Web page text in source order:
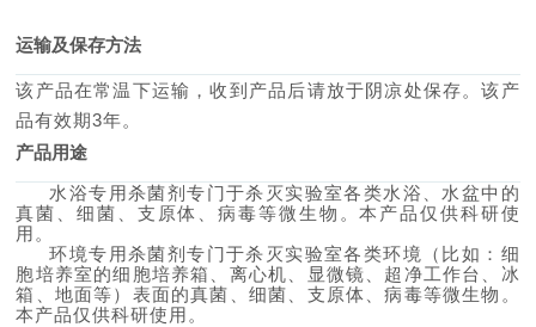
运输及保存方法
该产品在常温下运输，收到产品后请放于阴凉处保存。该产
品有效期3年。
产品用途
水浴专用杀菌剂专门于杀灭实验室各类水浴、水盆中的
真菌、细菌、支原体、病毒等微生物。本产品仅供科研使
用。
环境专用杀菌剂专门于杀灭实验室各类环境（比如：细
胞培养室的细胞培养箱、离心机、显微镜、超净工作台、冰
箱、地面等）表面的真菌、细菌、支原体、病毒等微生物。
本产品仅供科研使用。